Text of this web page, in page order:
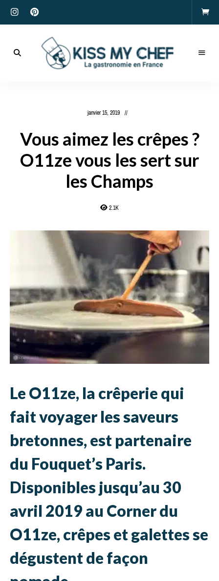
janvier 15, 2019
Vous aimez les crêpes ?
O11ze vous les sert sur
les Champs
2.1K
Le O11ze, la crêperie qui
fait voyager les saveurs
bretonnes, est partenaire
du Fouquet’s Paris.
Disponibles jusqu’au 30
avril 2019 au Corner du
O11ze, crêpes et galettes se
dégustent de façon